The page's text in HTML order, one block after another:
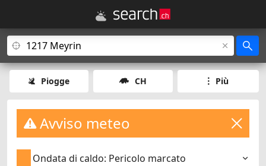
Piogge CH Più
Avviso meteo
Ondata di caldo: Pericolo marcato